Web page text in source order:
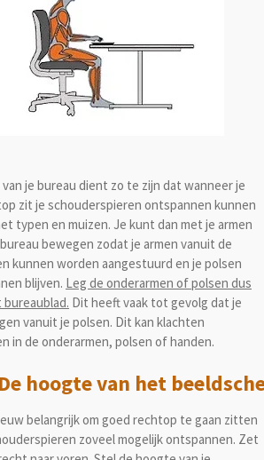
je bureau dient zo te zijn dat wanneer je
zit je schouderspieren ontspannen kunnen
typen en muizen. Je kunt dan met je armen
bewegen zodat je armen vanuit de
kunnen worden aangestuurd en je polsen
blijven. Leg de onderarmen of polsen dus
Dit heeft vaak tot gevolg dat je
vanuit je polsen. Dit kan klachten
in de onderarmen, polsen of handen.
hoogte van het
belangrijk om goed rechtop te gaan zitten
zoveel mogelijk ontspannen. Zet